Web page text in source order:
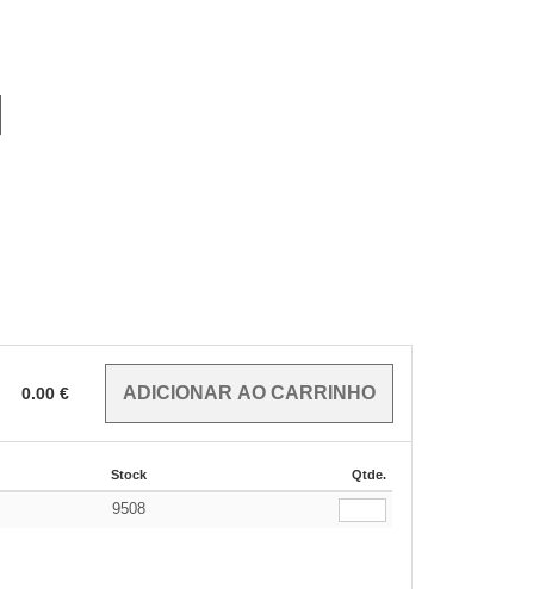
0.00 €
Stock Qtde.
9508